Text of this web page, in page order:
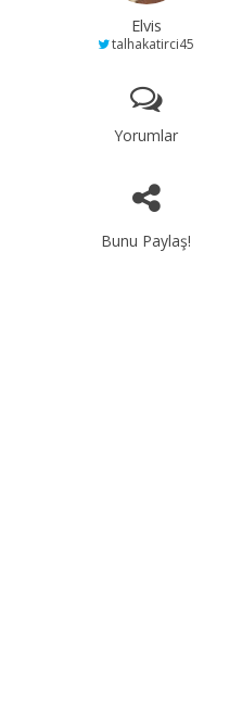
Elvis
talhakatirci45
Yorumlar
Bunu Paylaş!